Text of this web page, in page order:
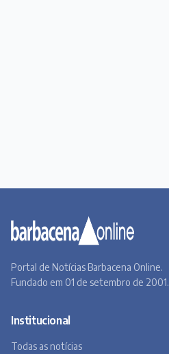
Portal de Notícias Barbacena Online.
Fundado em 01 de setembro de 2001.
Institucional
Todas as notícias